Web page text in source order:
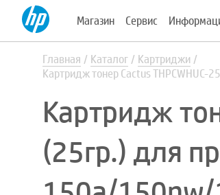
Магазин Сервис
Главная Каталог
Картриджи
Картридж тонер Cactus THPCWHUC-
Картридж
(25гр.) для